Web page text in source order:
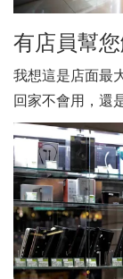
有店員幫
我想這是店面最
回家不會用，還